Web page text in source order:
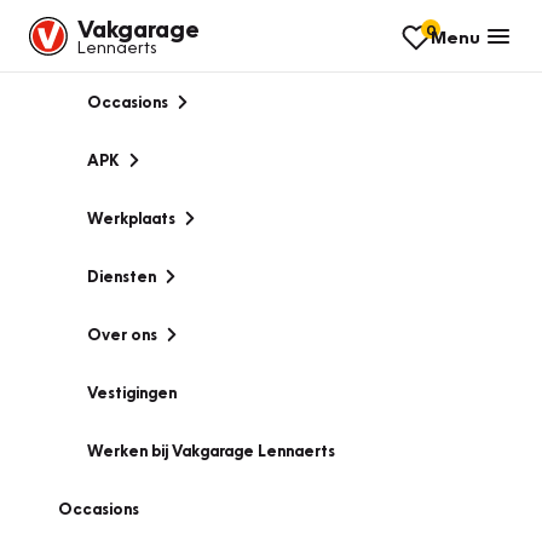
Vakgarage
Lennaerts
0Menu
Occasions
APK
Werkplaats
Diensten
Over ons
Vestigingen
Werken bij Vakgarage Lennaerts
Occasions